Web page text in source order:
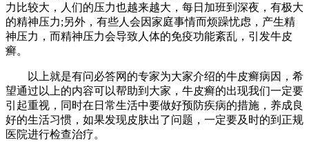
力比较大，人们的压力也越来越大，每日加班到深夜，有极大
的精神压力;另外，有些人会因家庭事情而烦躁忧虑，产生精
神压力，而精神压力会导致人体的免疫功能紊乱，引发牛皮
癣。
以上就是有问必答网的专家为大家介绍的牛皮癣病因，希
望通过以上的内容可以帮助到大家，牛皮癣的出现我们一定要
引起重视，同时在日常生活中要做好预防疾病的措施，养成良
好的生活习惯，如果发现皮肤出了问题，一定要及时的到正规
医院进行检查治疗。